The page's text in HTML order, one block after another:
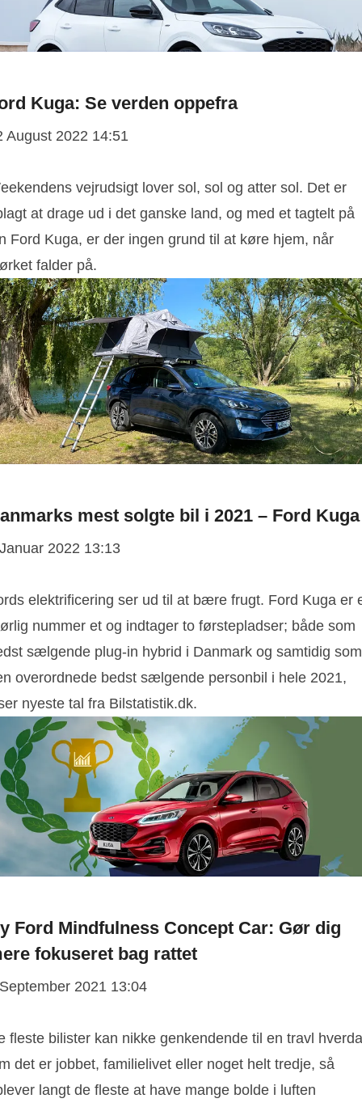
Kuga: Se verden oppefra
August 2022 14:51
vejrudsigt lover sol, sol og atter sol. Det er
at drage ud i det ganske land, og med et tagtelt på
Ford Kuga, er der ingen grund til at køre hjem, når
falder på.
mest solgte bil i 2021 – Ford Kuga
2022 13:13
elektrificering ser ud til at bære frugt. Ford Kuga er
nummer et og indtager to førstepladser; både som
sælgende plug-in hybrid i Danmark og samtidig som
overordnede bedst sælgende personbil i hele 2021,
nyeste tal fra Bilstatistik.dk.
Ford Mindfulness Concept Car: Gør dig
fokuseret bag rattet
2021 13:04
fleste bilister kan nikke genkendende til en travl
det er jobbet, familielivet eller noget helt tredje, så
langt de fleste at have mange bolde i luften